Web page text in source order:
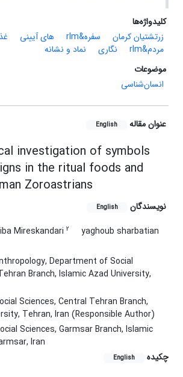
کلیدواژه‌ها
زرتشتیان کرمان
سفره&‌‌‌‌‌‌‌rlm های آیینی
مردم&‌‌‌‌‌‌‌rlm
نگاری
نماد و نشانه
موضوعات
انسان‌شناسی
عنوان مقاله English
investigation of symbols
in the ritual foods and
Zoroastrians
نویسندگان English
Mireskandari 2 yaghoub sharbatian
Department of Social
Branch, Islamic Azad University,
Sciences, Central Tehran Branch,
Tehran, Iran (Responsible Author)
Sciences, Garmsar Branch, Islamic
Iran
چکیده
English